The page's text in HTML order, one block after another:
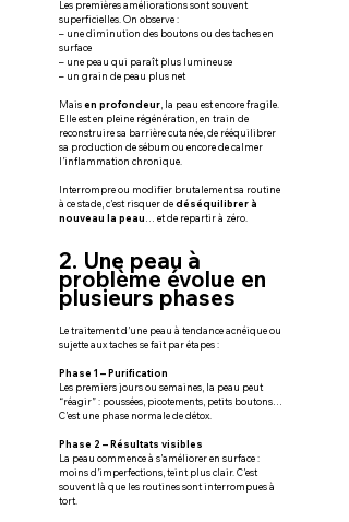
Les premières améliorations sont souvent
superficielles. On observe :
– une diminution des boutons ou des taches en
surface
– une peau qui paraît plus lumineuse
– un grain de peau plus net
Mais en profondeur, la peau est encore fragile.
Elle est en pleine régénération, en train de
reconstruire sa barrière cutanée, de rééquilibrer
sa production de sébum ou encore de calmer
l’inflammation chronique.
Interrompre ou modifier brutalement sa routine
à ce stade, c’est risquer de déséquilibrer à
nouveau la peau… et de repartir à zéro.
2. Une peau à
problème évolue en
plusieurs phases
Le traitement d’une peau à tendance acnéique ou
sujette aux taches se fait par étapes :
Phase 1 – Purification
Les premiers jours ou semaines, la peau peut
“réagir” : poussées, picotements, petits boutons…
C’est une phase normale de détox.
Phase 2 – Résultats visibles
La peau commence à s’améliorer en surface :
moins d’imperfections, teint plus clair. C’est
souvent là que les routines sont interrompues à
tort.